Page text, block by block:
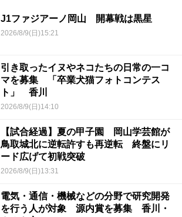
J1ファジアーノ岡山 開幕戦は黒星
2026/8/9(日)15:21
引き取ったイヌやネコたちの日常の一コ
マを募集 「卒業犬猫フォトコンテス
ト」 香川
2026/8/9(日)14:10
【試合経過】夏の甲子園 岡山学芸館が
鳥取城北に逆転許すも再逆転 終盤にリ
ード広げて初戦突破
2026/8/9(日)13:31
電気・通信・機械などの分野で研究開発
を行う人が対象 源内賞を募集 香川・